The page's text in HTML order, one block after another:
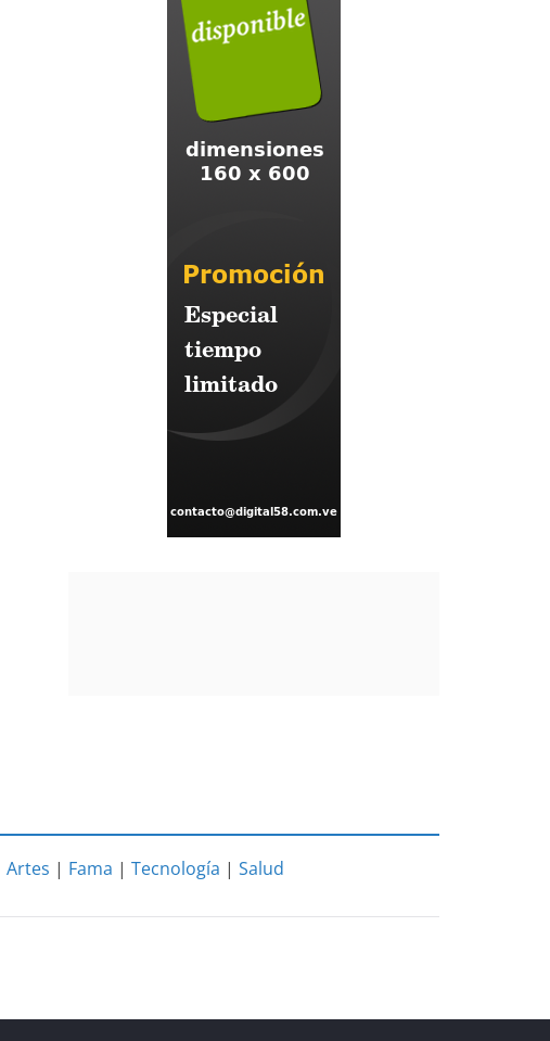
Artes | Fama | Tecnología | Salud